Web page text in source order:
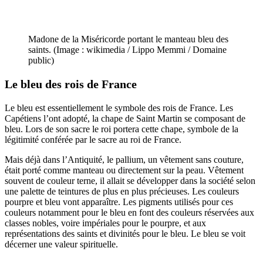
Madone de la Miséricorde portant le manteau bleu des
saints. (Image : wikimedia / Lippo Memmi / Domaine
public)
Le bleu des rois de France
Le bleu est essentiellement le symbole des rois de France. Les
Capétiens l’ont adopté, la chape de Saint Martin se composant de
bleu. Lors de son sacre le roi portera cette chape, symbole de la
légitimité conférée par le sacre au roi de France.
Mais déjà dans l’Antiquité, le pallium, un vêtement sans couture,
était porté comme manteau ou directement sur la peau. Vêtement
souvent de couleur terne, il allait se développer dans la société selon
une palette de teintures de plus en plus précieuses. Les couleurs
pourpre et bleu vont apparaître. Les pigments utilisés pour ces
couleurs notamment pour le bleu en font des couleurs réservées aux
classes nobles, voire impériales pour le pourpre, et aux
représentations des saints et divinités pour le bleu. Le bleu se voit
décerner une valeur spirituelle.